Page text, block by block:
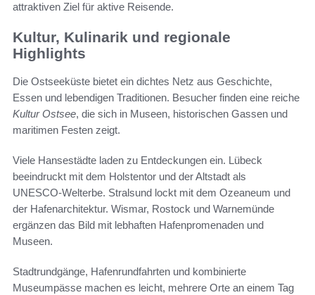
attraktiven Ziel für aktive Reisende.
Kultur, Kulinarik und regionale
Highlights
Die Ostseeküste bietet ein dichtes Netz aus Geschichte,
Essen und lebendigen Traditionen. Besucher finden eine reiche
Kultur Ostsee, die sich in Museen, historischen Gassen und
maritimen Festen zeigt.
Viele Hansestädte laden zu Entdeckungen ein. Lübeck
beeindruckt mit dem Holstentor und der Altstadt als
UNESCO‑Welterbe. Stralsund lockt mit dem Ozeaneum und
der Hafenarchitektur. Wismar, Rostock und Warnemünde
ergänzen das Bild mit lebhaften Hafenpromenaden und
Museen.
Stadtrundgänge, Hafenrundfahrten und kombinierte
Museumpässe machen es leicht, mehrere Orte an einem Tag